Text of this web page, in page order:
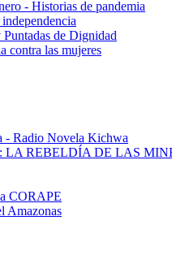
- Historias de pandemia
de Dignidad
contra las mujeres
- Radio Novela Kichwa
LA REBELDÍA DE LAS
CORAPE
Amazonas